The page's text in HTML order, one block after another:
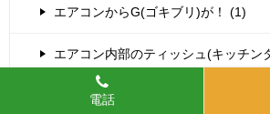
エアコンからG(ゴキブリ)が！ (1)
エアコン内部のティッシュ(キッチン
電話